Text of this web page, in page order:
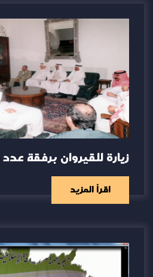
زيارة للقيروان برفقة
اقرأ المزيد